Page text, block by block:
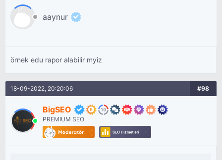
aaynur
örnek edu rapor alabilir myiz
18-09-2022, 20:20:06 #98
BigSEO
PREMIUM SEO